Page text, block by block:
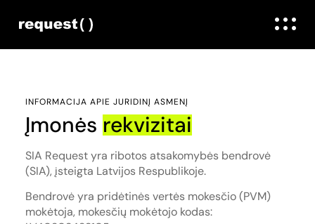
INFORMACIJA APIE JURIDINĮ ASMENĮ
Įmonės rekvizitai
SIA Request yra ribotos atsakomybės bendrovė
(SIA), įsteigta Latvijos Respublikoje.
Bendrovė yra pridėtinės vertės mokesčio (PVM)
mokėtoja, mokesčių mokėtojo kodas: